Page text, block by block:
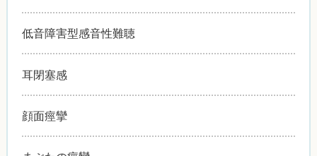
低音障害型感音性難聴
耳閉塞感
顔面痙攣